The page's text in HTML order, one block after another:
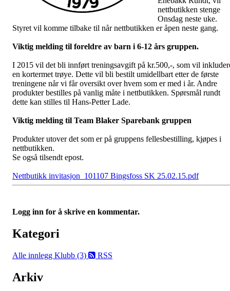
nettbutikken stenge
Onsdag neste uke.
Styret vil komme tilbake til når nettbutikken er åpen neste gang.
Viktig melding til foreldre av barn i 6-12 års gruppen.
I 2015 vil det bli innført treningsavgift på kr.500,-, som vil
en kortermet trøye. Dette vil bli bestilt umidellbart etter de første
treningene når vi får oversikt over hvem som er med i år. Andre
produkter bestilles på vanlig måte i nettbutikken. Spørsmål rundt
dette kan stilles til Hans-Petter Lade.
Viktig melding til Team Blaker Sparebank gruppen
Produkter utover det som er på gruppens fellesbestilling, kjøpes i
nettbutikken.
Se også tilsendt epost.
Nettbutikk invitasjon_101107 Bingsfoss SK 25.02.15.pdf
Logg inn for å skrive en kommentar.
Kategori
Alle innlegg Klubb (3) RSS
Arkiv